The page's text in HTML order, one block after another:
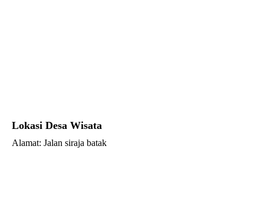
Lokasi Desa Wisata
Alamat: Jalan siraja batak